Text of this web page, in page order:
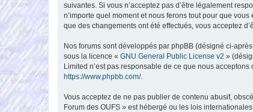
suivantes. Si vous n’acceptez pas d’être légalement
n’importe quel moment et nous ferons tout pour que
que des changements ont été effectués, vous acceptez
Nos forums sont développés par phpBB (désigné ci-
sous la licence « GNU General Public License v2 »
Limited n’est pas responsable de ce que nous
https://www.phpbb.com/.
Vous acceptez de ne pas publier de contenu abusif,
Forum des OUFS » est hébergé ou les lois